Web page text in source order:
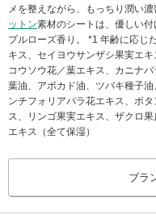
メを整えながら、もっちり潤い
ットン素材のシートは、優しい
プルローズ香り。 *1 年齢に応じ
キス、セイヨウサンザシ果実エ
コウソウ花／葉エキス、カニナ
葉油、アボカド油、ツバキ種子
ンチフォリアバラ花エキス、ボ
ス、リンゴ果実エキス、ザクロ
エキス（全て保湿）
ブラ